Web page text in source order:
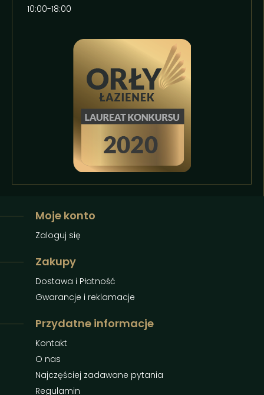
10:00-18:00
Moje konto
Zaloguj się
Zakupy
Dostawa i Płatność
Gwarancje i reklamacje
Przydatne informacje
Kontakt
O nas
Najczęściej zadawane pytania
Regulamin